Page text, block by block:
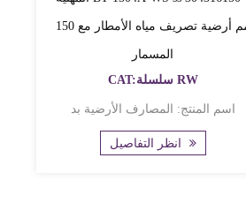
150 مم أرضية تصريف مياه الأمطار مع
المسمار
CAT:سلسلة RW
اسم المنتج: المصارف الأرضية بد